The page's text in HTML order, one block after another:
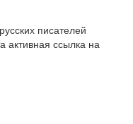
писателей
активная ссылка на